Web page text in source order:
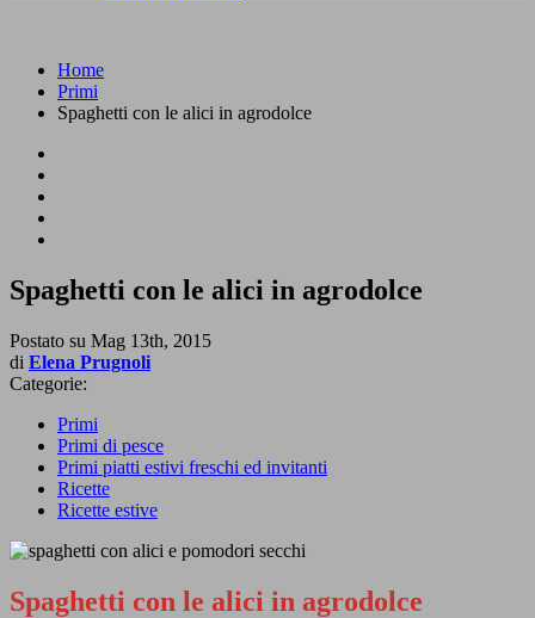
Home
Primi
Spaghetti con le alici in agrodolce
Spaghetti con le alici in agrodolce
Postato su Mag 13th, 2015
di Elena Prugnoli
Categorie:
Primi
Primi di pesce
Primi piatti estivi freschi ed invitanti
Ricette
Ricette estive
Spaghetti con le alici in agrodolce